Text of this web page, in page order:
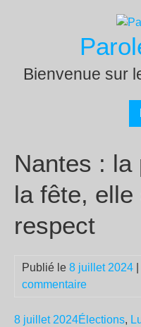
Bienvenue sur
Nantes : la
la fête,
respect
Publié le 8 juillet 2024
commentaire
8 juillet 2024Élections,